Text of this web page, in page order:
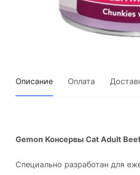
Описание Оплата
Gemon Консервы Cat Adult
Специально разработан для